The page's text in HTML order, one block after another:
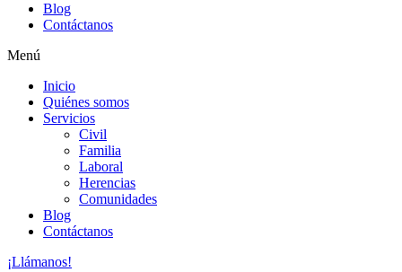
Blog
Contáctanos
Menú
Inicio
Quiénes somos
Servicios
Civil
Familia
Laboral
Herencias
Comunidades
Blog
Contáctanos
¡Llámanos!